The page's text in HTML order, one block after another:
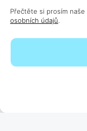
Přečtěte si prosím naše
osobních údajů.